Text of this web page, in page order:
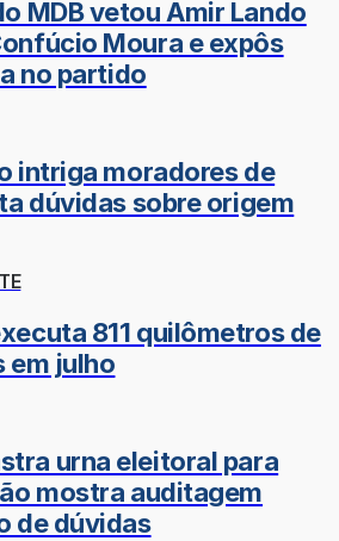
MDB vetou Amir Lando
Moura e expôs
no partido
intriga moradores de
dúvidas sobre origem
811 quilômetros de
em julho
urna eleitoral para
mostra auditagem
de dúvidas